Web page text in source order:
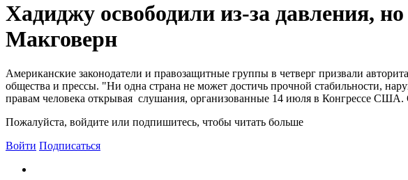
Хадиджу освободили из-за давления,
Макговерн
Американские законодатели и правозащитные группы в четверг призвали
общества и прессы. "Ни одна страна не может достичь прочной стабильности,
правам человека открывая слушания, организованные 14 июля в Конгрессе США.
Пожалуйста, войдите или подпишитесь, чтобы читать больше
Войти Подписаться